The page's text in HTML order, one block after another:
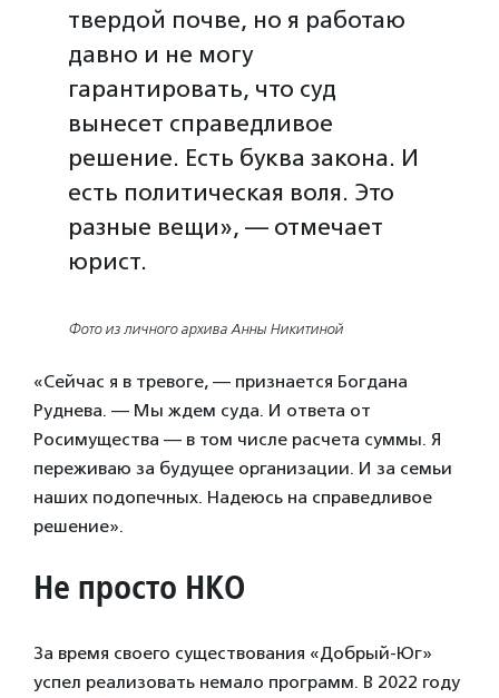
твердой почве, но я работаю
давно и не могу
гарантировать, что суд
вынесет справедливое
решение. Есть буква закона. И
есть политическая воля. Это
разные вещи», — отмечает
юрист.
Фото из личного архива Анны Никитиной
«Сейчас я в тревоге, — признается Богдана
Руднева. — Мы ждем суда. И ответа от
Росимущества — в том числе расчета суммы. Я
переживаю за будущее организации. И за семьи
наших подопечных. Надеюсь на справедливое
решение».
Не просто НКО
За время своего существования «Добрый-Юг»
успел реализовать немало программ. В 2022 году